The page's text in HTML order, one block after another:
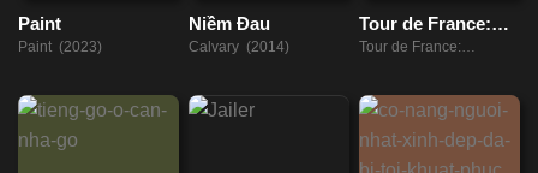
Paint
Paint (2023)
Niềm Đau
Calvary (2014)
Tour de France:
Trên từng dặm
Tour de France: